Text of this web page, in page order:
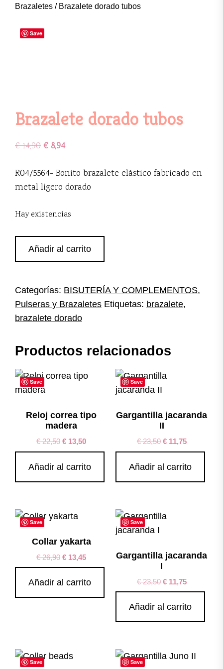
Brazaletes / Brazalete dorado tubos
Save
Brazalete dorado tubos
€14,90€ 8,94
R04/5564- Bonito brazalete elástico fabricado en
metal ligero dorado
Hay existencias
doradoAñadir al carrito
Categorías: BISUTERÍA Y COMPLEMENTOS,
Pulseras y Brazaletes Etiquetas: brazalete,
brazalete dorado
Productos relacionados
Save
Reloj correa tipo
madera
€22,50 € 13,50
Añadir al carrito
Save
Gargantilla jacaranda
II
€23,50 €11,75
Añadir al carrito
Save
Collar yakarta
€26,90 € 13,45
Añadir al carrito
Save
Gargantilla jacaranda
I
€23,50 €11,75
Añadir al carrito
Save Save